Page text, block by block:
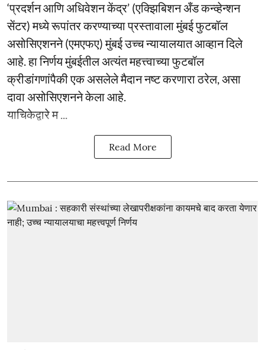
‘प्रदर्शन आणि अधिवेशन केंद्र’ (एक्झिबिशन अँड कन्व्हेन्शन
सेंटर) मध्ये रूपांतर करण्याच्या प्रस्तावाला मुंबई फुटबॉल
असोसिएशनने (एमएफए) मुंबई उच्च न्यायालयात आव्हान दिले
आहे. हा निर्णय मुंबईतील अत्यंत महत्त्वाच्या फुटबॉल
क्रीडांगणांपैकी एक असलेले मैदान नष्ट करणारा ठरेल, असा
दावा असोसिएशनने केला आहे.
याचिकेद्वारे म ...
Read More